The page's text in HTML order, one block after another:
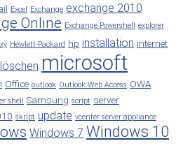
Excel Exchange exchange 2010
Online Exchange Powershell explorer
Hewlett-Packard hp installation internet
löschen microsoft
Office outlook Outlook Web Access OWA
shell Samsung script server
skript update vcenter server appliance
Windows 7 Windows 10